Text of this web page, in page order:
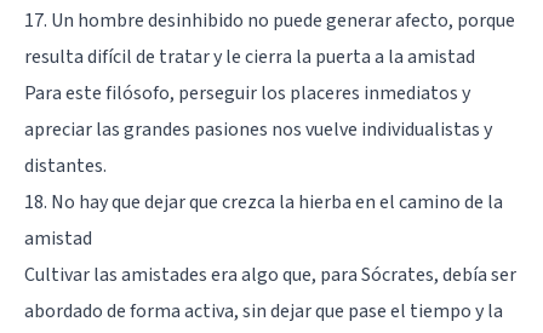
17. Un hombre desinhibido no puede generar afecto, porque
resulta difícil de tratar y le cierra la puerta a la amistad
Para este filósofo, perseguir los placeres inmediatos y
apreciar las grandes pasiones nos vuelve individualistas y
distantes.
18. No hay que dejar que crezca la hierba en el camino de la
amistad
Cultivar las amistades era algo que, para Sócrates, debía ser
abordado de forma activa, sin dejar que pase el tiempo y la